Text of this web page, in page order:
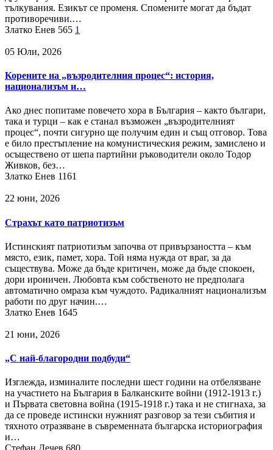
тълкувания. Езикът се променя. Спомените могат да бъдат
противоречиви.…
Златко Енев 565 1
05 Юли, 2026
Корените на „възродителния процес“: история,
национализъм и…
Ако днес попитаме повечето хора в България – както българи,
така и турци – как е станал възможен „възродителният
процес“, почти сигурно ще получим един и същ отговор. Това
е било престъпление на комунистическия режим, замислено и
осъществено от шепа партийни ръководители около Тодор
Живков, без…
Златко Енев 1161
22 юни, 2026
Страхът като патриотизъм
Истинският патриотизъм започва от привързаността – към
място, език, памет, хора. Той няма нужда от враг, за да
съществува. Може да бъде критичен, може да бъде спокоен,
дори ироничен. Любовта към собственото не предполага
автоматично омраза към чуждото. Радикалният национализъм
работи по друг начин.…
Златко Енев 1645
21 юни, 2026
„С най-благородни подбуди“
Изглежда, изминалите последни шест години на отбелязване
на участието на България в Балканските войни (1912-1913 г.)
и Първата световна война (1915-1918 г.) така и не стигнаха, за
да се проведе истински нужният разговор за тези събития и
тяхното отразяване в съвременната българска историография
и…